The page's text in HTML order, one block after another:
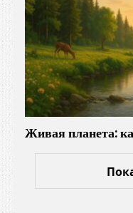
Живая планета: